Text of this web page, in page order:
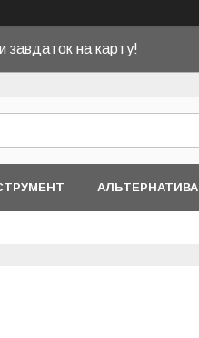
завдаток на карту!
АЛЬТЕРНАТИВА